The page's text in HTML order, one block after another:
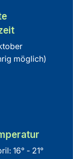
möglich)
16° - 21°